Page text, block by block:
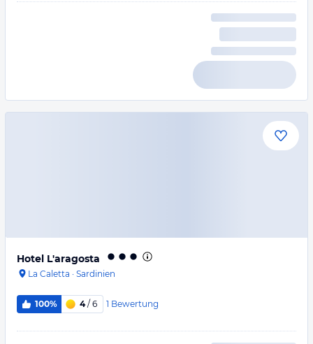
Hotel L'aragosta
La Caletta · Sardinien
100% 4/ 6 1 Bewertung